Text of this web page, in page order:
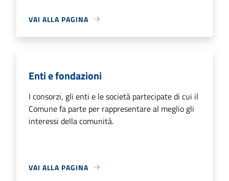
VAI ALLA PAGINA
Enti e fondazioni
I consorzi, gli enti e le società partecipate di cui il
Comune fa parte per rappresentare al meglio gli
interessi della comunità.
VAI ALLA PAGINA